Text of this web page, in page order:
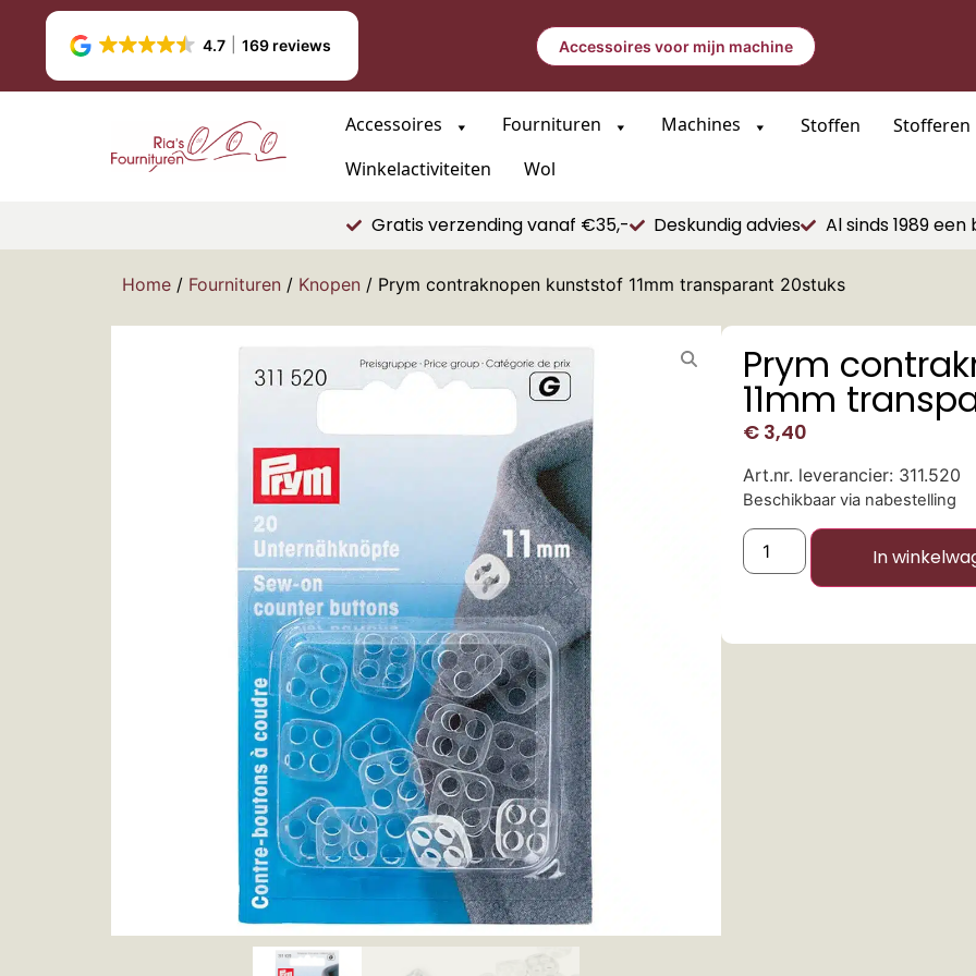
4.7 169 reviews Accessoires voor mijn machine
Accessoires Fournituren Machines Stoffen
Stofferen
Winkelactiviteiten
Wol
Gratis verzending vanaf €35,- Deskundig advies Al sinds 1989
Home / Fournituren / Knopen / Prym contraknopen kunststof 11mm transparant 20stuks
Prym
11mm
€3,40
Art.nr. leverancier: 311.520
Beschikbaar via nabestelling
In